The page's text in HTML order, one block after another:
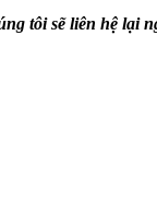
tôi sẽ liên hệ lại